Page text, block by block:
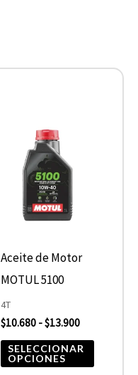
Aceite de Motor
MOTUL 5100
4T
$10.680 -$13.900
SELECCIONAR
OPCIONES
en
la